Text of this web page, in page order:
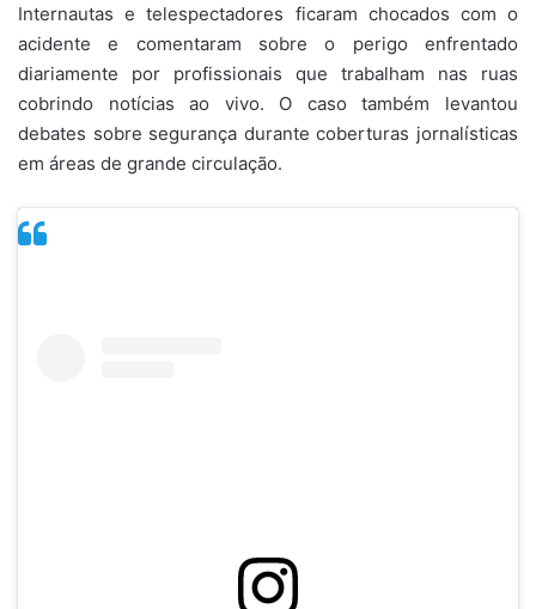
Internautas e telespectadores ficaram chocados com o
acidente e comentaram sobre o perigo enfrentado
diariamente por profissionais que trabalham nas ruas
cobrindo notícias ao vivo. O caso também levantou
debates sobre segurança durante coberturas jornalísticas
em áreas de grande circulação.